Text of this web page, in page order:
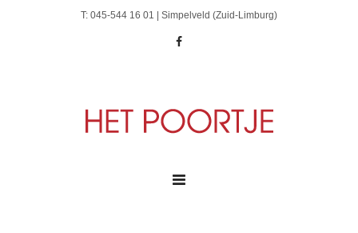
T: 045-544 16 01 | Simpelveld (Zuid-Limburg)